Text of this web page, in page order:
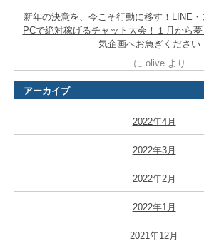
新年の決意を、今こそ行動に移す！LINE
PCで絶対稼げるチャット大会！１月から
気企画へお急ぎください
に olive より
アーカイブ
2022年4月
2022年3月
2022年2月
2022年1月
2021年12月